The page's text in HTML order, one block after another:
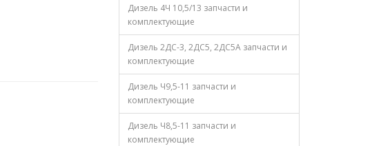
Дизель 4Ч 10,5/13 запчасти и
комплектующие
Дизель 2ДС-3, 2ДС5, 2ДС5А запчасти и
комплектующие
Дизель Ч9,5-11 запчасти и
комплектующие
Дизель Ч8,5-11 запчасти и
комплектующие